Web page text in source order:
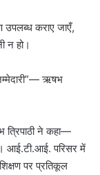
कराए जाएँ,
न हो।
ऋषभ
ने कहा—
आई.टी.आई. परिसर में
पर प्रतिकूल